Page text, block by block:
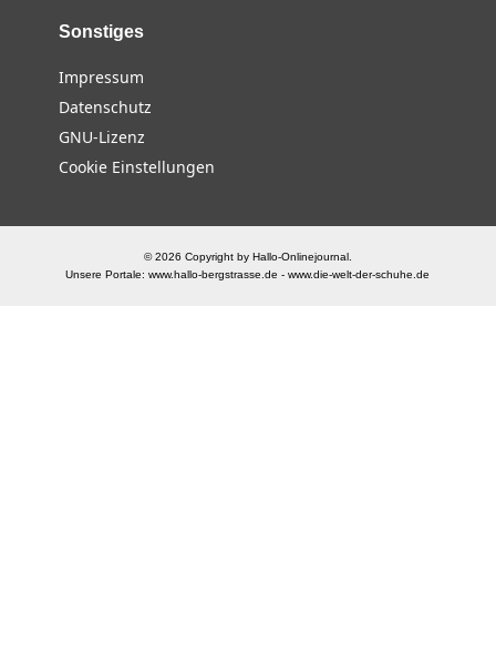
Sonstiges
Impressum
Datenschutz
GNU-Lizenz
Cookie Einstellungen
© 2026 Copyright by Hallo-Onlinejournal.
Unsere Portale:www.hallo-bergstrasse.de -www.die-welt-der-schuhe.de